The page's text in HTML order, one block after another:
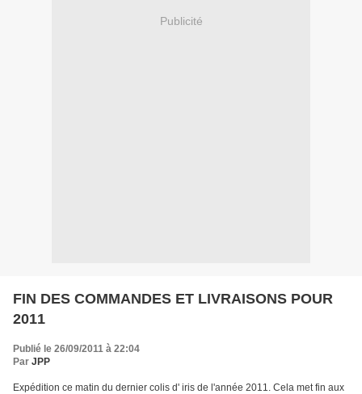
Publicité
FIN DES COMMANDES ET LIVRAISONS POUR
2011
Publié le 26/09/2011 à 22:04
Par JPP
Expédition ce matin du dernier colis d' iris de l'année 2011. Cela met fin aux